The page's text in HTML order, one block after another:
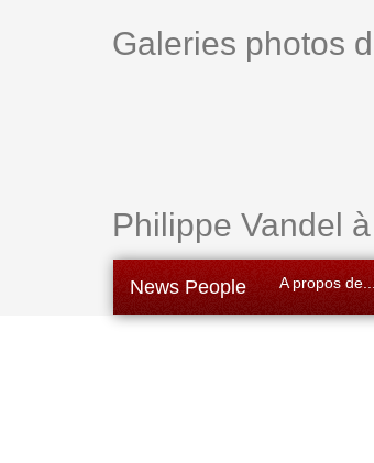
Galeries photos
Philippe Vandel
News People A propos de...